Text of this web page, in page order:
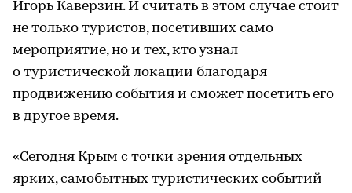
Игорь Каверзин. И считать в этом случае стоит
не только туристов, посетивших само
мероприятие, но и тех, кто узнал
о туристической локации благодаря
продвижению события и сможет посетить его
в другое время.
«Сегодня Крым с точки зрения отдельных
ярких, самобытных туристических событий